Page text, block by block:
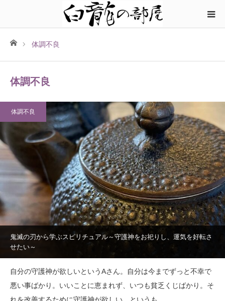
ホーム体調不良
体調不良
体調不良
鬼滅の刃から学ぶスピリチュアル～守護神をお祀りし、運気を好転さ
せたい～
自分の守護神が欲しいというAさん。自分は今までずっと不幸で
悪い事ばかり。いいことに恵まれず、いつも貧乏くじばかり。そ